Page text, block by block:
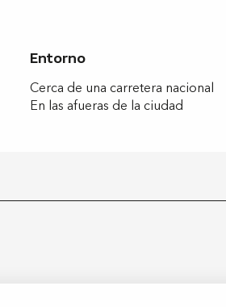
Entorno
Entorno
Cerca de una carretera nacional
En las afueras de la ciudad